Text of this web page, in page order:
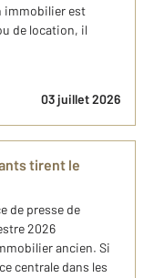
immobilier est
de location, il
03 juillet 2026
tirent le
de presse de
2026
ancien. Si
centrale dans les